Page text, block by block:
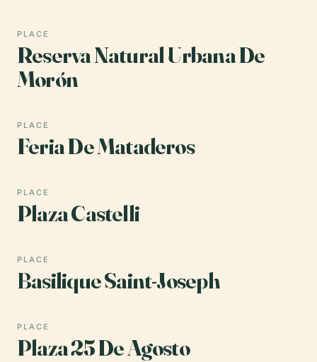
PLACE
Reserva Natural Urbana De
Morón
PLACE
Feria De Mataderos
PLACE
Plaza Castelli
PLACE
Basilique Saint-Joseph
PLACE
Plaza 25 De Agosto